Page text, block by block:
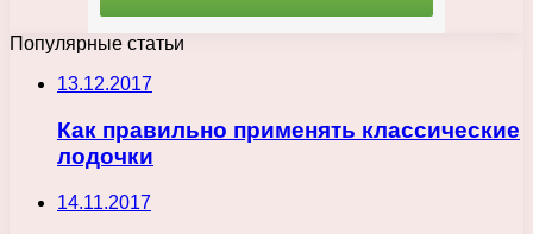
Популярные статьи
13.12.2017
Как правильно применять классические
лодочки
14.11.2017